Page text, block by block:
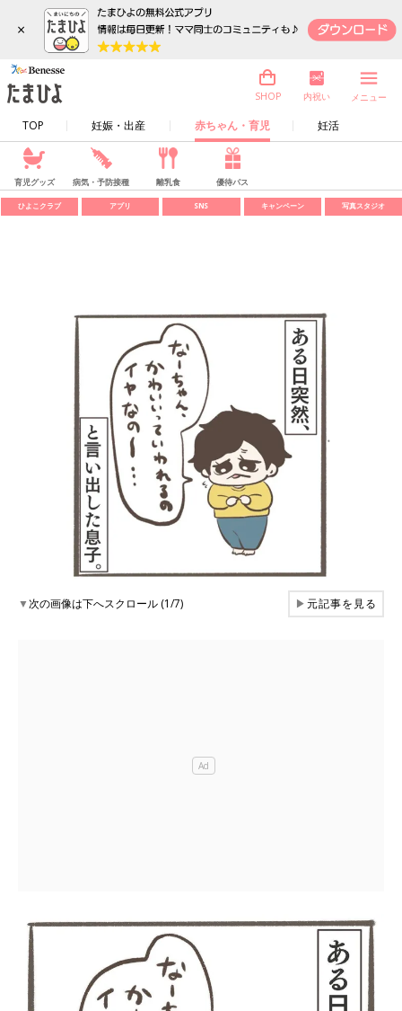
×
TOP 妊娠・出産 赤ちゃん・育児 妊活
SHOP 内祝い メニュー
育児グッズ 病気・予防接種 離乳食 優待パス
ひよこクラブ アプリ SNS キャンペーン 写真スタジオ
▼次の画像は下へスクロール (1/7) ▶元記事を見る